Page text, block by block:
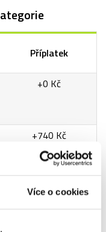
Více o cookies
Příplatek
+0 Kč
+740 Kč
+2 020 Kč